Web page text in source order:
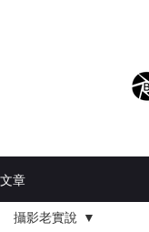
文章
攝影老實說